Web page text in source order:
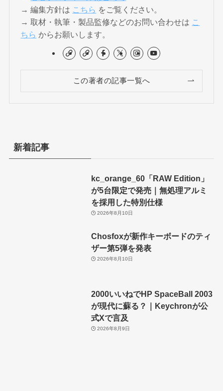
→ 編集方針は こちら をご覧ください。
→ 取材・執筆・製品監修などのお問い合わせは こ
ちら からお願いします。
この著者の記事一覧へ
新着記事
kc_orange_60「RAW Edition」
が5台限定で発売｜無処理アルミ
を採用した特別仕様
2026年8月10日
Chosfoxが新作キーボードのティ
ザー第5弾を発表
2026年8月10日
2000いいねでHP SpaceBall 2003
が現代に蘇る？｜Keychronが公
式Xで言及
2026年8月9日